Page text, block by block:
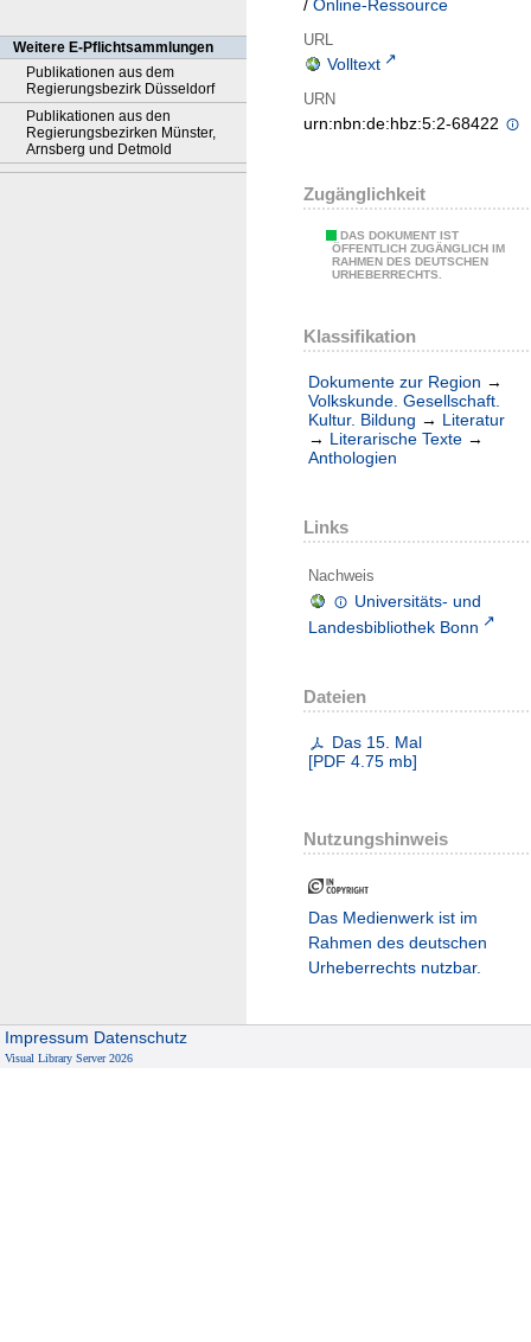
Weitere E-Pflichtsammlungen
Publikationen aus dem
Regierungsbezirk Düsseldorf
Publikationen aus den
Regierungsbezirken Münster,
Arnsberg und Detmold
/ Online-Ressource
URL
Volltext
URN
urn:nbn:de:hbz:5:2-68422
Zugänglichkeit
DAS DOKUMENT IST
ÖFFENTLICH ZUGÄNGLICH IM
RAHMEN DES DEUTSCHEN
URHEBERRECHTS.
Klassifikation
Dokumente zur Region →
Volkskunde. Gesellschaft.
Kultur. Bildung → Literatur
→ Literarische Texte →
Anthologien
Links
Nachweis
Universitäts- und
Landesbibliothek Bonn
Dateien
Das 15. Mal
[PDF 4.75 mb]
Nutzungshinweis
Das Medienwerk ist im
Rahmen des deutschen
Urheberrechts nutzbar.
Impressum Datenschutz
Visual Library Server 2026